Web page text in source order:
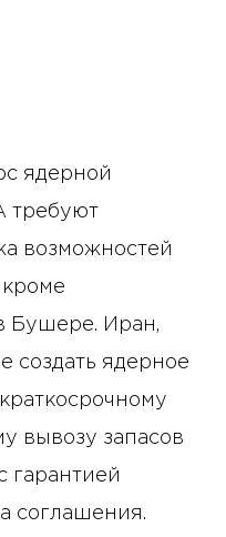
ядерной
требуют
возможностей
Бушере. Иран,
создать ядерное
вывозу запасов
гарантией
соглашения.